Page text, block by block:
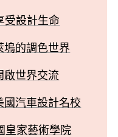
受設計生命
塢的調色世界
啟世界交流
國汽車設計名校
皇家藝術學院